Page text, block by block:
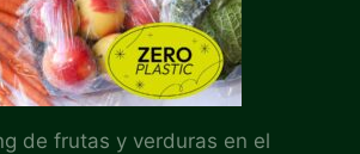
de frutas y verduras en el